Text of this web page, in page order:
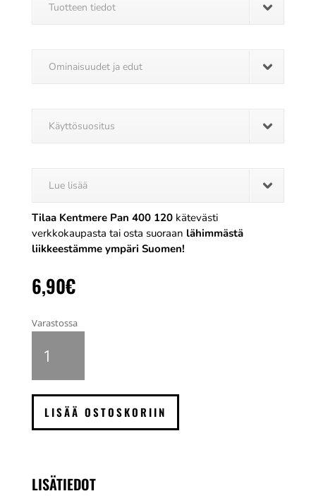
Tuotteen tiedot
Ominaisuudet ja edut
Käyttösuositus
Lue lisää
Tilaa Kentmere Pan 400 120kätevästi
verkkokaupasta tai osta suoraan lähimmästä
liikkeestämme ympäri Suomen!
6,90€
Varastossa
Pan
LISÄÄ OSTOSKORIIN
LISÄTIEDOT